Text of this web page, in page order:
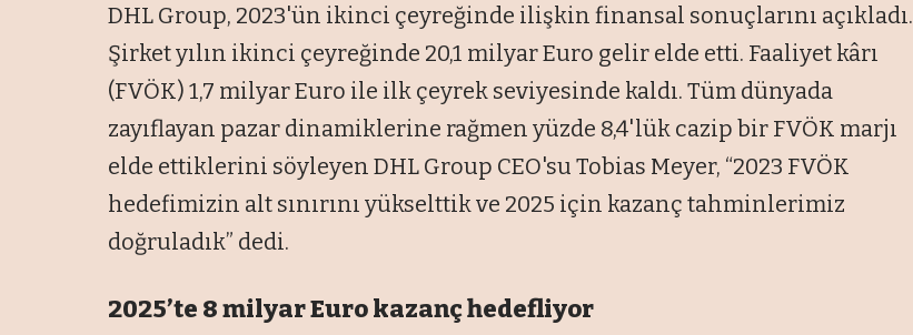
DHL Group, 2023'ün ikinci çeyreğinde ilişkin finansal sonuçlarını açıkladı.
Şirket yılın ikinci çeyreğinde 20,1 milyar Euro gelir elde etti. Faaliyet kârı
(FVÖK) 1,7 milyar Euro ile ilk çeyrek seviyesinde kaldı. Tüm dünyada
zayıflayan pazar dinamiklerine rağmen yüzde 8,4'lük cazip bir FVÖK marjı
elde ettiklerini söyleyen DHL Group CEO'su Tobias Meyer, “2023 FVÖK
hedefimizin alt sınırını yükselttik ve 2025 için kazanç tahminlerimiz
doğruladık” dedi.
2025’te 8 milyar Euro kazanç hedefliyor